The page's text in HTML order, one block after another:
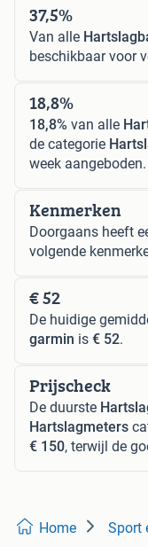
37,5%
Van alle
beschikbaar voor
18,8%
18,8% van alle
de categorie
week aangeboden.
Kenmerken
Doorgaans heeft
volgende
€ 52
De huidige
garmin is € 52.
Prijscheck
De duurste
Hartslagmeters
€ 150, terwijl de
Home Sport